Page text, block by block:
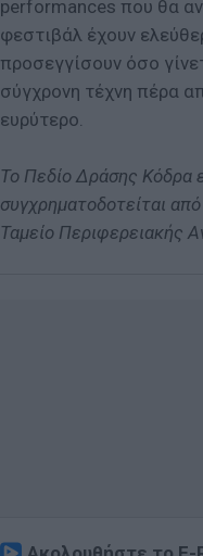
performances που θα
φεστιβάλ έχουν
προσεγγίσουν όσο
σύγχρονη τέχνη πέρα
ευρύτερο.
Το Πεδίο Δράσης Κόδρα
συγχρηματοδοτείται
Ταμείο Περιφερειακής